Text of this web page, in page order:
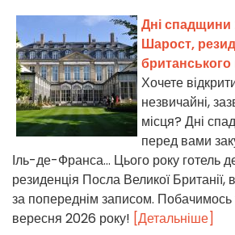
Дні спадщини
Шарост,
британського
Хочете
незвичайні,
місця? Дні
перед вами
Іль-де-Франса... Цього року готель
резиденція Посла Великої Британії,
за попереднім записом. Побачимось
вересня 2026 року! [Детальніше]